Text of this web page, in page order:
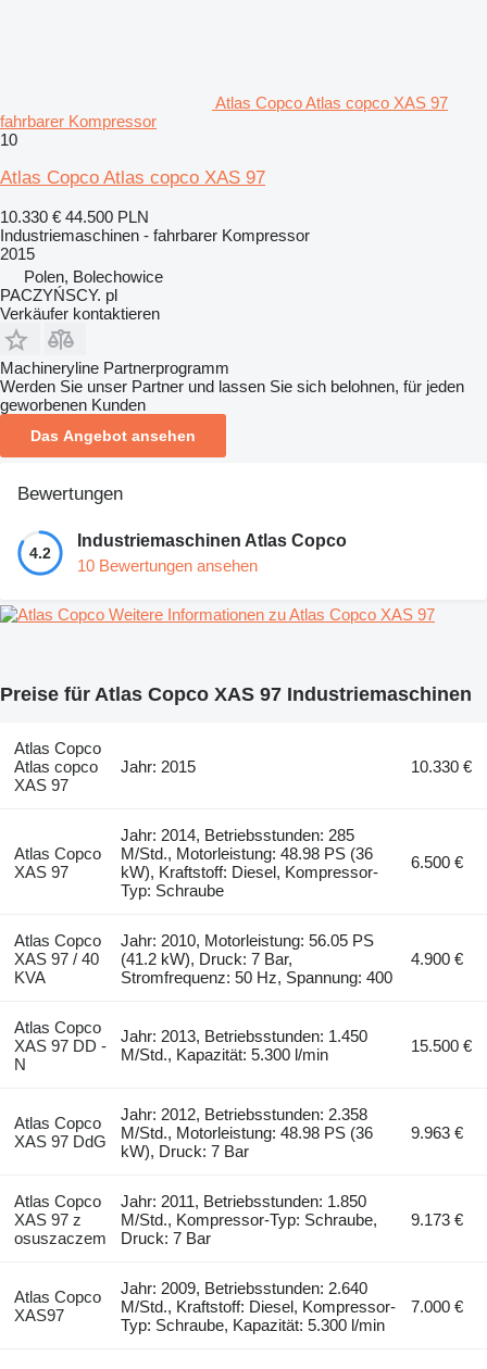
Atlas Copco Atlas copco XAS 97
fahrbarer Kompressor
10
Atlas Copco Atlas copco XAS 97
10.330 € 44.500 PLN
Industriemaschinen - fahrbarer Kompressor
2015
Polen, Bolechowice
PACZYŃSCY. pl
Verkäufer kontaktieren
Machineryline Partnerprogramm
Werden Sie unser Partner und lassen Sie sich belohnen, für jeden
geworbenen Kunden
Das Angebot ansehen
Bewertungen
4.2
Industriemaschinen Atlas Copco
10 Bewertungen ansehen
Weitere Informationen zu Atlas Copco XAS 97
Preise für Atlas Copco XAS 97 Industriemaschinen
Atlas Copco
Atlas copco
XAS 97
Jahr: 2015 10.330 €
Atlas Copco
XAS 97
Jahr: 2014, Betriebsstunden: 285
M/Std., Motorleistung: 48.98 PS (36
kW), Kraftstoff: Diesel, Kompressor-
Typ: Schraube
6.500 €
Atlas Copco
XAS 97 / 40
KVA
Jahr: 2010, Motorleistung: 56.05 PS
(41.2 kW), Druck: 7 Bar,
Stromfrequenz: 50 Hz, Spannung: 400
4.900 €
Atlas Copco
XAS 97 DD -
N
Jahr: 2013, Betriebsstunden: 1.450
M/Std., Kapazität: 5.300 l/min
15.500 €
Atlas Copco
XAS 97 DdG
Jahr: 2012, Betriebsstunden: 2.358
M/Std., Motorleistung: 48.98 PS (36
kW), Druck: 7 Bar
9.963 €
Atlas Copco
XAS 97 z
osuszaczem
Jahr: 2011, Betriebsstunden: 1.850
M/Std., Kompressor-Typ: Schraube,
Druck: 7 Bar
9.173 €
Atlas Copco
XAS97
Jahr: 2009, Betriebsstunden: 2.640
M/Std., Kraftstoff: Diesel, Kompressor-
Typ: Schraube, Kapazität: 5.300 l/min
7.000 €